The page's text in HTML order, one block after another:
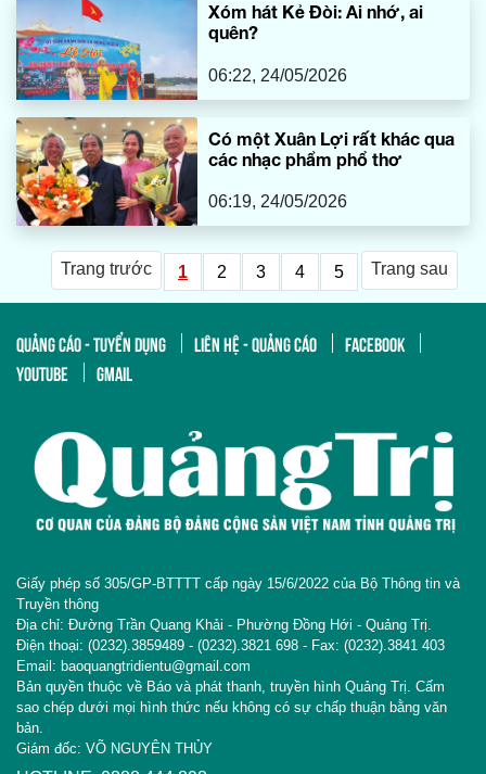
Xóm hát Kẻ Đòi: Ai nhớ, ai
quên?
06:22, 24/05/2026
Có một Xuân Lợi rất khác qua
các nhạc phẩm phổ thơ
06:19, 24/05/2026
Trang trước 1 2 3 4 5 Trang sau
QUẢNG CÁO - TUYỂN DỤNG LIÊN HỆ - QUẢNG CÁO
FACEBOOK
YOUTUBE
GMAIL
Giấy phép số 305/GP-BTTTT cấp ngày 15/6/2022 của Bộ Thông tin và
Truyền thông
Địa chỉ: Đường Trần Quang Khải - Phường Đồng Hới - Quảng Trị.
Điện thoại: (0232).3859489 - (0232).3821 698 - Fax: (0232).3841 403
Email: baoquangtridientu@gmail.com
Bản quyền thuộc về Báo và phát thanh, truyền hình Quảng Trị. Cấm
sao chép dưới mọi hình thức nếu không có sự chấp thuận bằng văn
bản.
Giám đốc: VÕ NGUYÊN THỦY